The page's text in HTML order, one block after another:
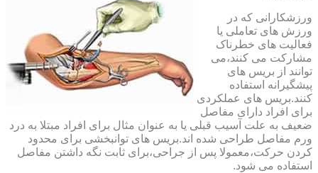
ورزشکارانی که در
ورزش های تعاملی یا
فعالیت های خطرناک
مشارکت می کنند،می
توانند از بریس های
پیشگیرانه استفاده
کنند.بریس های عملکردی
برای افراد دارای مفاصل
ضعیف به علت آسیب قبلی یا به عنوان مثال برای افراد مبتلا به درد
ورم مفاصل طراحی شده اند.بریس های توانبخشی برای محدود
کردن حرکت،معمولا پس از جراحی،برای ثابت نگه داشتن مفاصل
استفاده می شود.